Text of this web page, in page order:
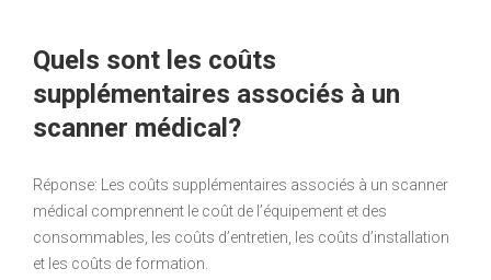
Quels sont les coûts
supplémentaires associés à un
scanner médical?
Réponse: Les coûts supplémentaires associés à un scanner
médical comprennent le coût de l’équipement et des
consommables, les coûts d’entretien, les coûts d’installation
et les coûts de formation.